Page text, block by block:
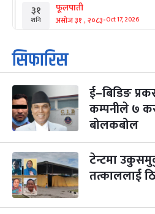
३१
शनि
फूलपाती
असोज ३१ , २०८३-Oct 17, 2026
१
आइत
कार्तिक सङ्क्रान्ति
कार्तिक १, २०८३
३
मंगल
महानवमी
कार्तिक ३, २०८३-Oct 20, 2026
४
५
बिहि
पापा‌ङ्कुशा एकादशी व्रत
कार्तिक ५, २०८३
सिफारिस
ई–बिडिङ
कम्पनीले ७
बोलकबोल
टेन्टमा
तत्काललाई